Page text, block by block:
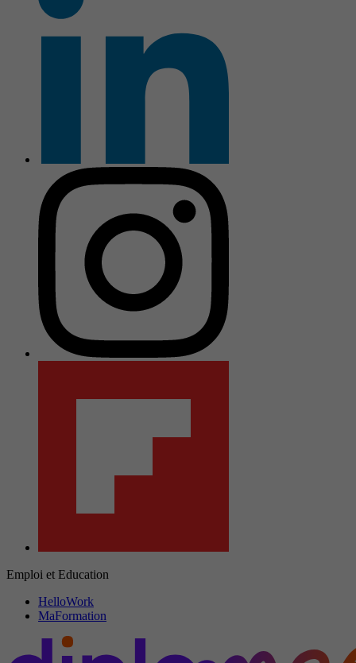
Emploi et Education
HelloWork
MaFormation